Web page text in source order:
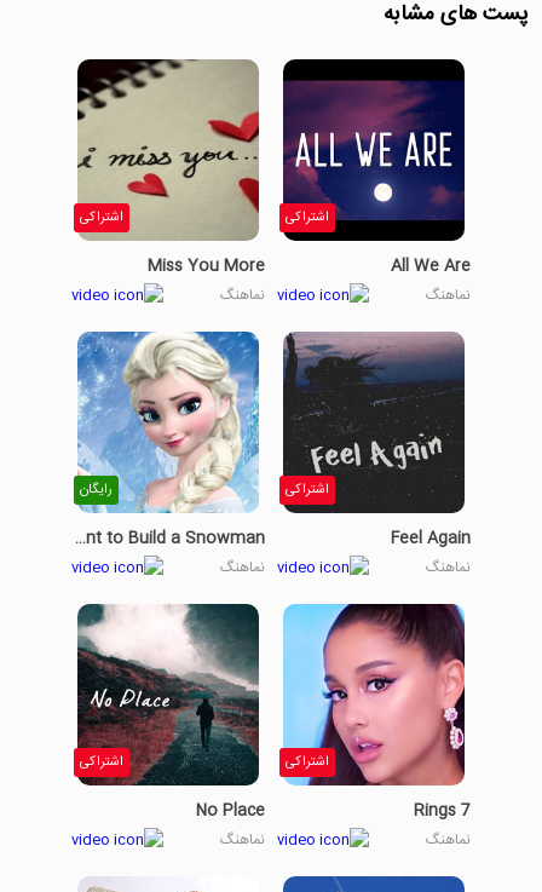
پست های مشابه
اشتراکی
All We Are
نماهنگ
اشتراکی
Miss You More
نماهنگ
اشتراکی
Feel Again
نماهنگ
رایگان
Do You Want to Build a Snowman?
نماهنگ
اشتراکی
7 Rings
نماهنگ
اشتراکی
No Place
نماهنگ